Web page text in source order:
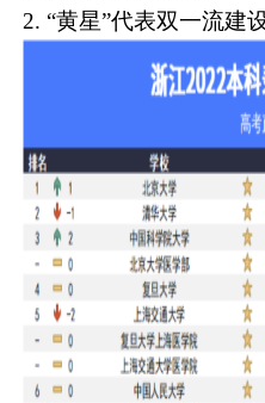
2. “黄星”代表双一流建